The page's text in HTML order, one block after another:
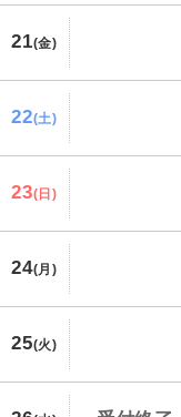
21(金)
22(土)
23(日)
24(月)
25(火)